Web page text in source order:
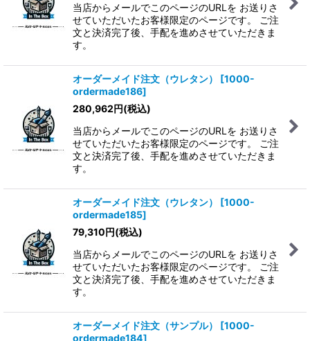
当店からメールでこのページのURLを お送りさ
せていただいたお客様限定のページです。 ご注
文と決済完了後、手配を進めさせていただきま
す。
オーダーメイド注文（ウレタン） [1000-
ordermade186]
280,962円(税込)
当店からメールでこのページのURLを お送りさ
せていただいたお客様限定のページです。 ご注
文と決済完了後、手配を進めさせていただきま
す。
オーダーメイド注文（ウレタン） [1000-
ordermade185]
79,310円(税込)
当店からメールでこのページのURLを お送りさ
せていただいたお客様限定のページです。 ご注
文と決済完了後、手配を進めさせていただきま
す。
オーダーメイド注文（サンプル） [1000-
ordermade184]